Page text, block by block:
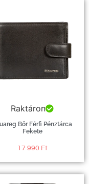
Raktáron
Bőr Férfi Pénztárca
Fekete
17 990 Ft